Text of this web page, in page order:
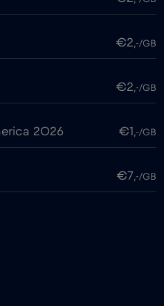
€2,-/GB
€2,-/GB
2026 €1 ,-/GB
€7,-/GB